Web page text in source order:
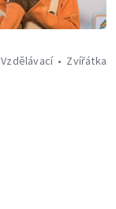
Vzdělávací Zvířátka